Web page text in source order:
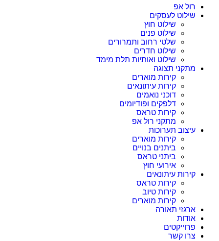
רול אפ
שילוט לעסקים
שילוט חוץ
שילוט פנים
שלטי רחוב ותמרורים
שילוט חדרים
שילוט ואותיות תלת מימד
מתקני תצוגה
קירות מוארים
קירות עיתונאים
דוכני נואמים
דלפקים ופודיומים
קירות טראס
מתקני רול אפ
עיצוב תערוכות
קירות מוארים
ביתנים בנויים
ביתני טראס
אירועי חוץ
קירות עיתונאים
קירות טראס
קירות טיוב
קירות מוארים
ארגזי תאורה
אודות
פרוייקטים
צרו קשר